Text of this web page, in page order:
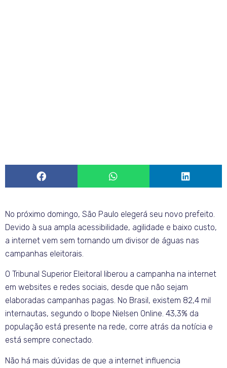
No próximo domingo, São Paulo elegerá seu novo prefeito.
Devido à sua ampla acessibilidade, agilidade e baixo custo,
a internet vem sem tornando um divisor de águas nas
campanhas eleitorais.
O Tribunal Superior Eleitoral liberou a campanha na internet
em websites e redes sociais, desde que não sejam
elaboradas campanhas pagas. No Brasil, existem 82,4 mil
internautas, segundo o Ibope Nielsen Online. 43,3% da
população está presente na rede, corre atrás da notícia e
está sempre conectado.
Não há mais dúvidas de que a internet influencia